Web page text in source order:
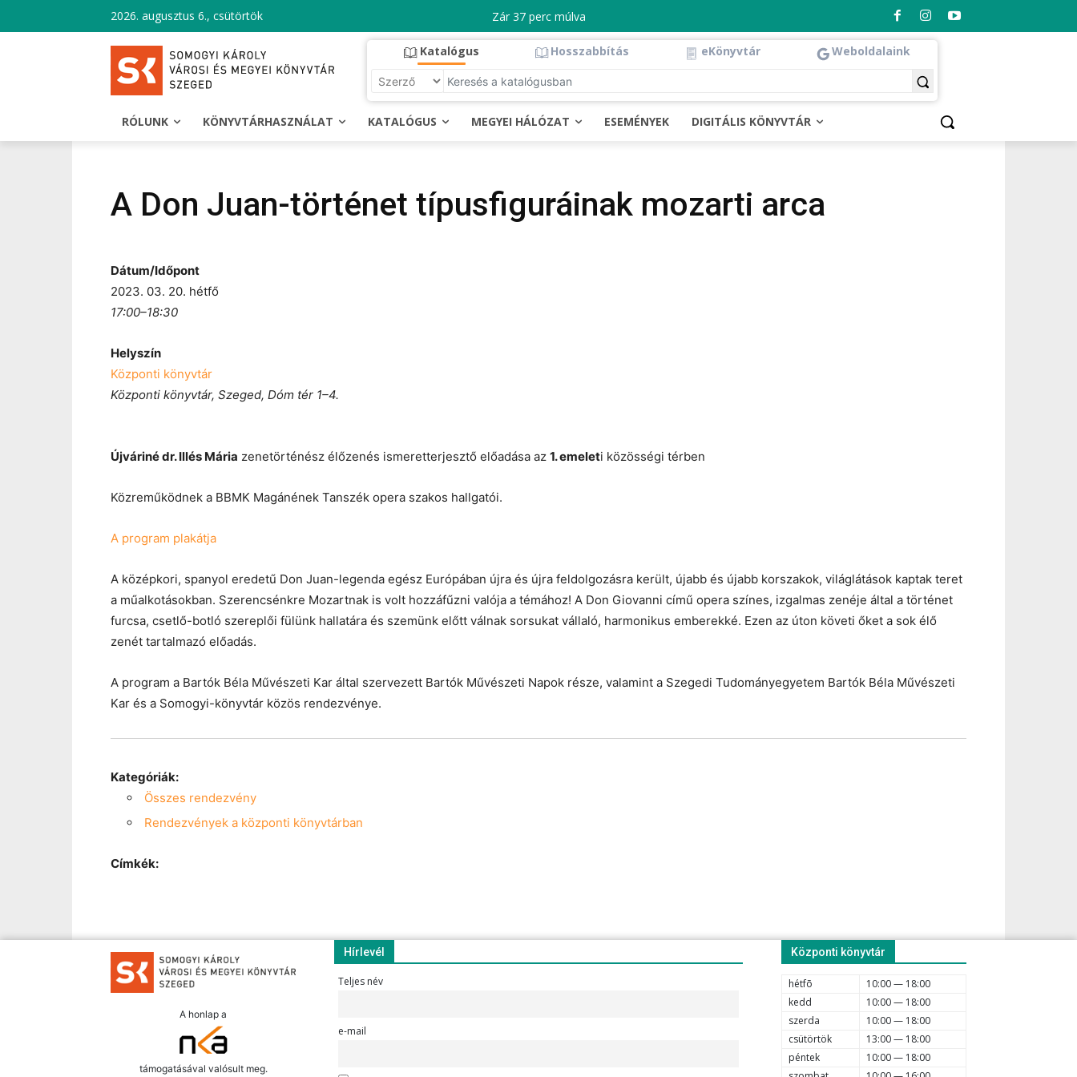
2026. augusztus 6., csütörtök Zár 37 perc múlva
Katalógus Hosszabbítás eKönyvtár Weboldalaink
RÓLUNK KÖNYVTÁRHASZNÁLAT KATALÓGUS MEGYEI HÁLÓZAT ESEMÉNYEK DIGITÁLIS KÖNYVTÁR
A Don Juan-történet típusfiguráinak mozarti arca
Dátum/Időpont
2023. 03. 20. hétfő
17:00–18:30
Helyszín
Központi könyvtár
Központi könyvtár, Szeged, Dóm tér 1–4.
Újváriné dr. Illés Mária zenetörténész élőzenés ismeretterjesztő előadása az 1. emeleti közösségi térben
Közreműködnek a BBMK Magánének Tanszék opera szakos hallgatói.
A program plakátja
A középkori, spanyol eredetű Don Juan-legenda egész Európában újra és újra feldolgozásra került, újabb és újabb korszakok, világlátások kaptak teret
a műalkotásokban. Szerencsénkre Mozartnak is volt hozzáfűzni valója a témához! A Don Giovanni című opera színes, izgalmas zenéje által a történet
furcsa, csetlő-botló szereplői fülünk hallatára és szemünk előtt válnak sorsukat vállaló, harmonikus emberekké. Ezen az úton követi őket a sok élő
zenét tartalmazó előadás.
A program a Bartók Béla Művészeti Kar által szervezett Bartók Művészeti Napok része, valamint a Szegedi Tudományegyetem Bartók Béla Művészeti
Kar és a Somogyi-könyvtár közös rendezvénye.
Kategóriák:
Összes rendezvény
Rendezvények a központi könyvtárban
Címkék:
A honlap a
támogatásával valósult meg.
Hírlevél
Teljes név
e-mail
Központi könyvtár
hétfõ
10:00 — 18:00
kedd
10:00 — 18:00
szerda
10:00 — 18:00
csütörtök
13:00 — 18:00
péntek
10:00 — 18:00